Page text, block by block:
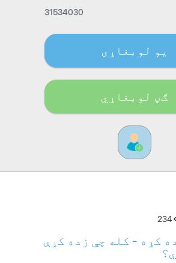
31534030
یو لوبغاړی
ګڼ لوبغاړي
234
کړه - کله چې زده کړې